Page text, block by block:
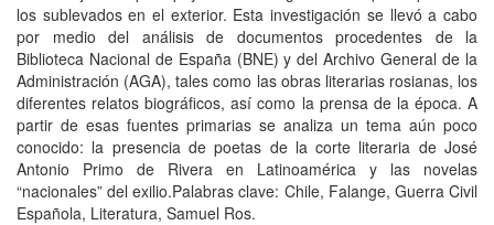
los sublevados en el exterior. Esta investigación se llevó a cabo
por medio del análisis de documentos procedentes de la
Biblioteca Nacional de España (BNE) y del Archivo General de la
Administración (AGA), tales como las obras literarias rosianas, los
diferentes relatos biográficos, así como la prensa de la época. A
partir de esas fuentes primarias se analiza un tema aún poco
conocido: la presencia de poetas de la corte literaria de José
Antonio Primo de Rivera en Latinoamérica y las novelas
“nacionales” del exilio.Palabras clave: Chile, Falange, Guerra Civil
Española, Literatura, Samuel Ros.